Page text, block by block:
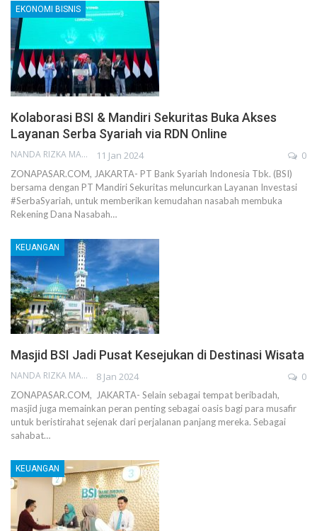
EKONOMI BISNIS
Kolaborasi BSI & Mandiri Sekuritas Buka Akses
Layanan Serba Syariah via RDN Online
NANDA RIZKA MAHENDRA 11 Jan 2024 0
ZONAPASAR.COM, JAKARTA- PT Bank Syariah Indonesia Tbk. (BSI)
bersama dengan PT Mandiri Sekuritas meluncurkan Layanan Investasi
#SerbaSyariah, untuk memberikan kemudahan nasabah membuka
Rekening Dana Nasabah…
KEUANGAN
Masjid BSI Jadi Pusat Kesejukan di Destinasi Wisata
NANDA RIZKA MAHENDRA 8 Jan 2024 0
ZONAPASAR.COM, JAKARTA- Selain sebagai tempat beribadah,
masjid juga memainkan peran penting sebagai oasis bagi para musafir
untuk beristirahat sejenak dari perjalanan panjang mereka. Sebagai
sahabat…
KEUANGAN